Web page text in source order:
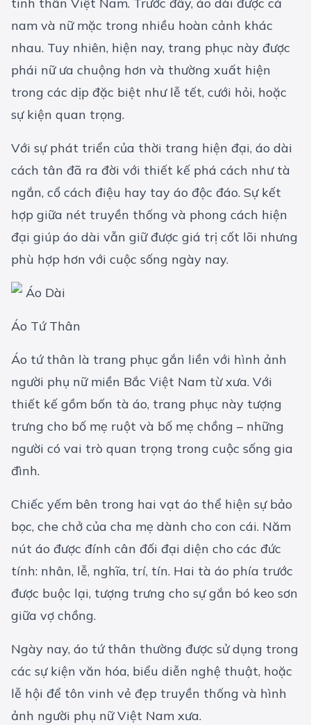
tinh thần Việt Nam. Trước đây, áo dài được cả
nam và nữ mặc trong nhiều hoàn cảnh khác
nhau. Tuy nhiên, hiện nay, trang phục này được
phái nữ ưa chuộng hơn và thường xuất hiện
trong các dịp đặc biệt như lễ tết, cưới hỏi, hoặc
sự kiện quan trọng.
Với sự phát triển của thời trang hiện đại, áo dài
cách tân đã ra đời với thiết kế phá cách như tà
ngắn, cổ cách điệu hay tay áo độc đáo. Sự kết
hợp giữa nét truyền thống và phong cách hiện
đại giúp áo dài vẫn giữ được giá trị cốt lõi nhưng
phù hợp hơn với cuộc sống ngày nay.
Áo Tứ Thân
Áo tứ thân là trang phục gắn liền với hình ảnh
người phụ nữ miền Bắc Việt Nam từ xưa. Với
thiết kế gồm bốn tà áo, trang phục này tượng
trưng cho bố mẹ ruột và bố mẹ chồng – những
người có vai trò quan trọng trong cuộc sống gia
đình.
Chiếc yếm bên trong hai vạt áo thể hiện sự bảo
bọc, che chở của cha mẹ dành cho con cái. Năm
nút áo được đính cân đối đại diện cho các đức
tính: nhân, lễ, nghĩa, trí, tín. Hai tà áo phía trước
được buộc lại, tượng trưng cho sự gắn bó keo sơn
giữa vợ chồng.
Ngày nay, áo tứ thân thường được sử dụng trong
các sự kiện văn hóa, biểu diễn nghệ thuật, hoặc
lễ hội để tôn vinh vẻ đẹp truyền thống và hình
ảnh người phụ nữ Việt Nam xưa.